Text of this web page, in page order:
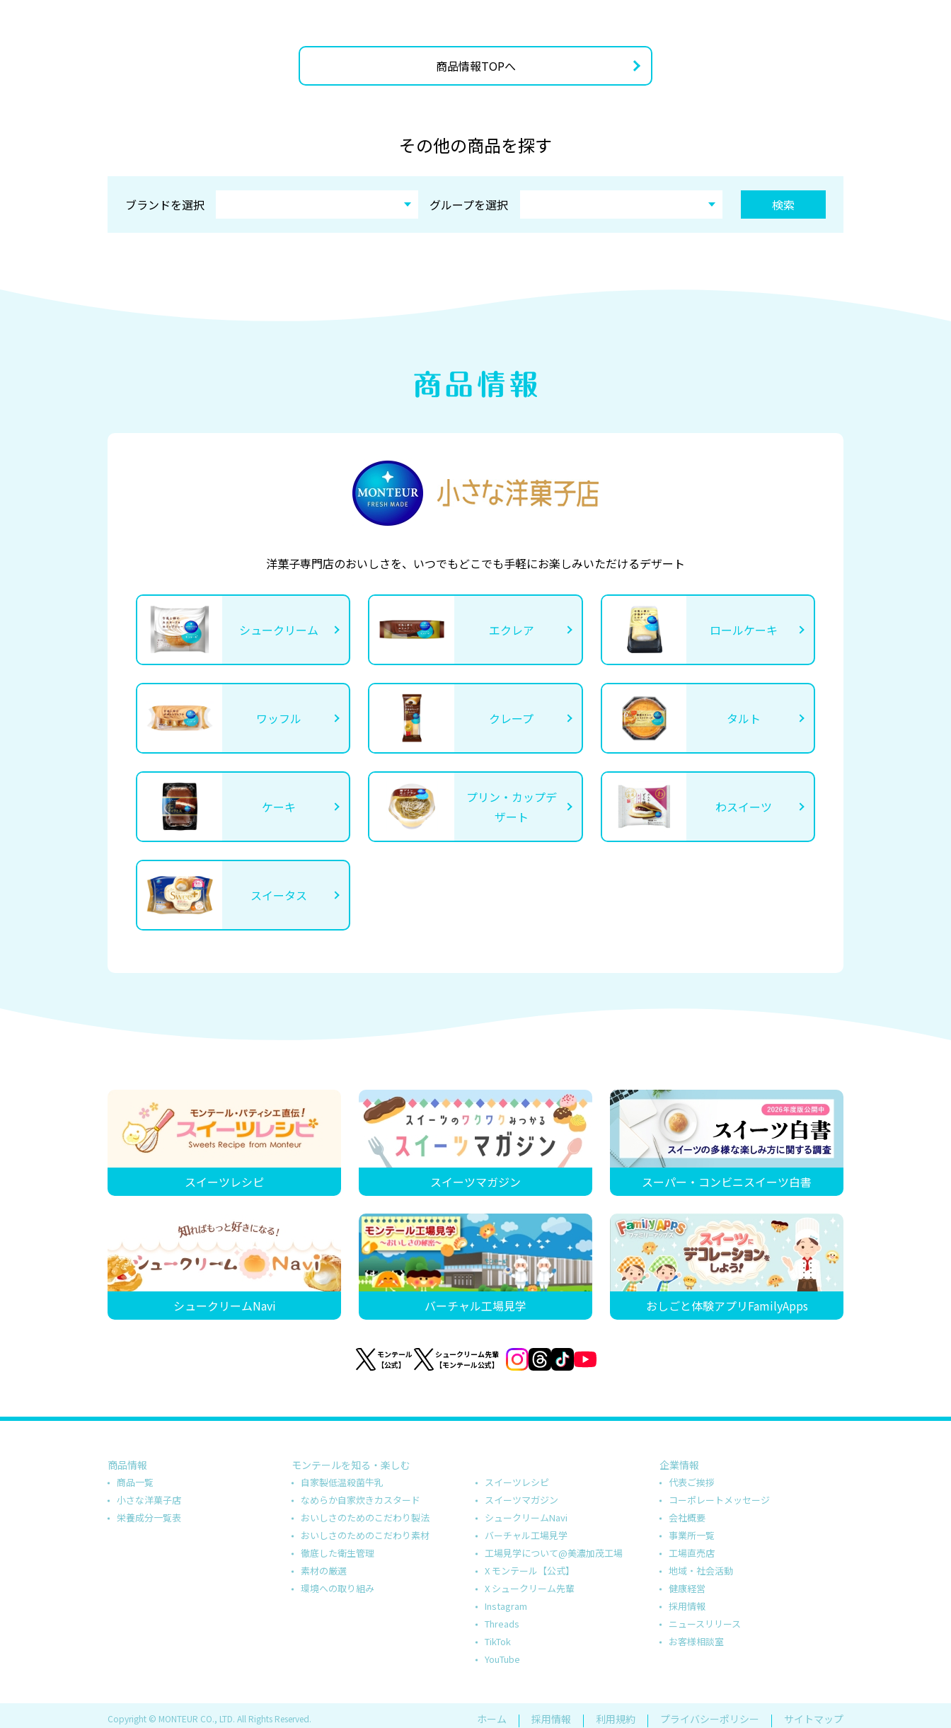
商品情報TOPへ
その他の商品を探す
ブランドを選択 グループを選択
洋菓子専門店のおいしさを、いつでもどこでも手軽にお楽しみいただけるデザート
シュークリーム エクレア ロールケーキ
ワッフル クレープ タルト
ケーキ
プリン・カップデ
ザート
わスイーツ
スイータス
スイーツレシピ スイーツマガジン スーパー・コンビニスイーツ白書
シュークリームNavi バーチャル工場見学 おしごと体験アプリFamilyApps
モンテール
【公式】
シュークリーム先輩
【モンテール公式】
商品情報
商品一覧
小さな洋菓子店
栄養成分一覧表
モンテールを知る・楽しむ
自家製低温殺菌牛乳
なめらか自家炊きカスタード
おいしさのためのこだわり製法
おいしさのためのこだわり素材
徹底した衛生管理
素材の厳選
環境への取り組み
スイーツレシピ
スイーツマガジン
シュークリームNavi
バーチャル工場見学
工場見学について@美濃加茂工場
X モンテール【公式】
X シュークリーム先輩
Instagram
Threads
TikTok
YouTube
企業情報
代表ご挨拶
コーポレートメッセージ
会社概要
事業所一覧
工場直売店
地域・社会活動
健康経営
採用情報
ニュースリリース
お客様相談室
Copyright © MONTEUR CO., LTD. All Rights Reserved. ホーム 採用情報 利用規約 プライバシーポリシー サイトマップ